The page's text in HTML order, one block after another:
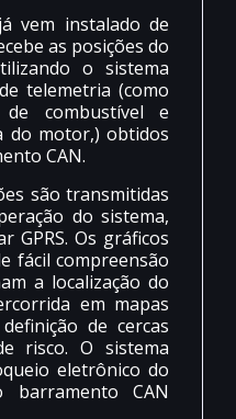
vem instalado de
as posições do
o sistema
telemetria (como
de combustível e
do motor,) obtidos
CAN.
são transmitidas
do sistema,
GPRS. Os gráficos
fácil compreensão
a localização do
em mapas
de cercas
risco. O sistema
eletrônico do
barramento CAN